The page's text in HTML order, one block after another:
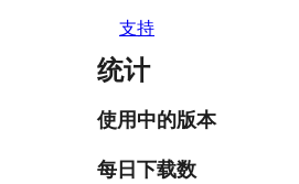
支持
统计
使用中的版本
每日下载数